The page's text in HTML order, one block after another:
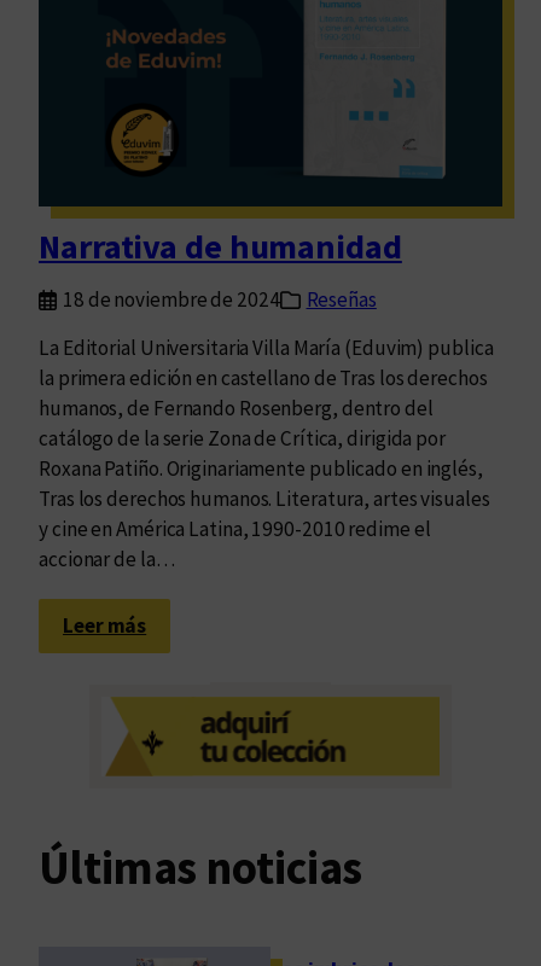
Narrativa de humanidad
18 de noviembre de 2024
Reseñas
La Editorial Universitaria Villa María (Eduvim) publica
la primera edición en castellano de Tras los derechos
humanos, de Fernando Rosenberg, dentro del
catálogo de la serie Zona de Crítica, dirigida por
Roxana Patiño. Originariamente publicado en inglés,
Tras los derechos humanos. Literatura, artes visuales
y cine en América Latina, 1990-2010 redime el
accionar de la…
Leer más:
N
r
a
v
e
Últimas noticias